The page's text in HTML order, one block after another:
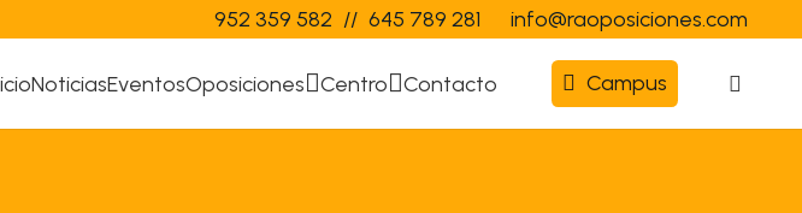
952 359 582 // 645 789 281 info@raoposiciones.com
NoticiasEventosOposiciones Centro Contacto Campus